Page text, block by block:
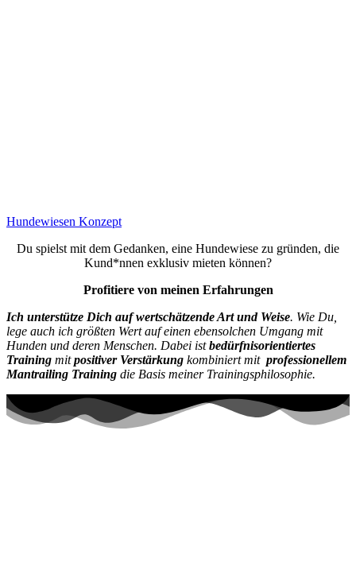
Hundewiesen Konzept
Du spielst mit dem Gedanken, eine Hundewiese zu gründen, die
Kund*nnen exklusiv mieten können?
Profitiere von meinen Erfahrungen
Ich unterstütze Dich auf wertschätzende Art und Weise. Wie Du,
lege auch ich größten Wert auf einen ebensolchen Umgang mit
Hunden und deren Menschen. Dabei istbedürfnisorientiertes
Training mitpositiver Verstärkung kombiniert mit professionellem
Mantrailing Training die Basis meiner Trainingsphilosophie.